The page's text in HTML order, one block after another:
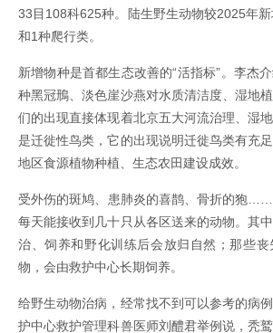
33目108科625种。陆生野生动物较2025年
和1种爬行类。
新增物种是首都生态改善的“活指标”。李杰
种黑冠鳽、淡色崖沙燕对水质清洁度、湿地
们的出现直接体现着北京五大河流治理、湿
是迁徙性鸟类，它的出现说明迁徙鸟类有充
地区食源植物种植、生态农田建设成效。
受外伤的斑鸠、患肺炎的喜鹊、骨折的狍
每天能接收到几十只从各区送来的动物。其
治、饲养和野化训练后会放归自然；那些
物，会由救护中心长期饲养。
给野生动物治病，经常找不到可以参考的病
护中心救护管理科兽医师刘醴君举例说，秃